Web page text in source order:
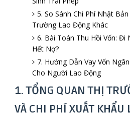
5. So Sánh Chi Phí Nhật
Trường Lao Động Khác
6. Bài Toán Thu Hồi Vốn: Đi
Hết Nợ?
7. Hướng Dẫn Vay Vốn
Cho Người Lao Động
1. TỔNG QUAN THỊ
VÀ CHI PHÍ XUẤT KHẨU